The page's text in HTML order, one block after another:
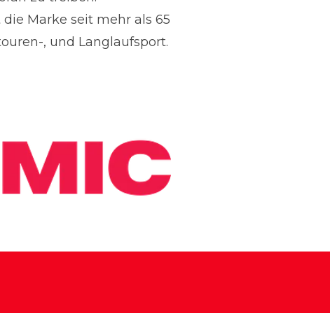
Marke seit mehr als 65
, und Langlaufsport.